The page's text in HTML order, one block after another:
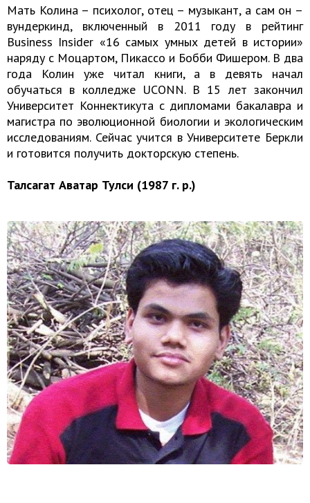
Мать Колина – психолог, отец – музыкант, а сам он –
вундеркинд, включенный в 2011 году в рейтинг
Business Insider «16 самых умных детей в истории»
наряду с Моцартом, Пикассо и Бобби Фишером. В два
года Колин уже читал книги, а в девять начал
обучаться в колледже UCONN. В 15 лет закончил
Университет Коннектикута с дипломами бакалавра и
магистра по эволюционной биологии и экологическим
исследованиям. Сейчас учится в Университете Беркли
и готовится получить докторскую степень.
Талсагат Аватар Тулси (1987 г. р.)